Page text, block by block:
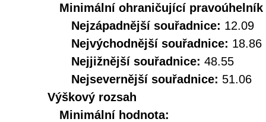
Minimální ohraničující pravoúhelník
Nejzápadnější souřadnice: 12.09
Nejvýchodnější souřadnice: 18.86
Nejjižnější souřadnice: 48.55
Nejsevernější souřadnice: 51.06
Výškový rozsah
Minimální hodnota: